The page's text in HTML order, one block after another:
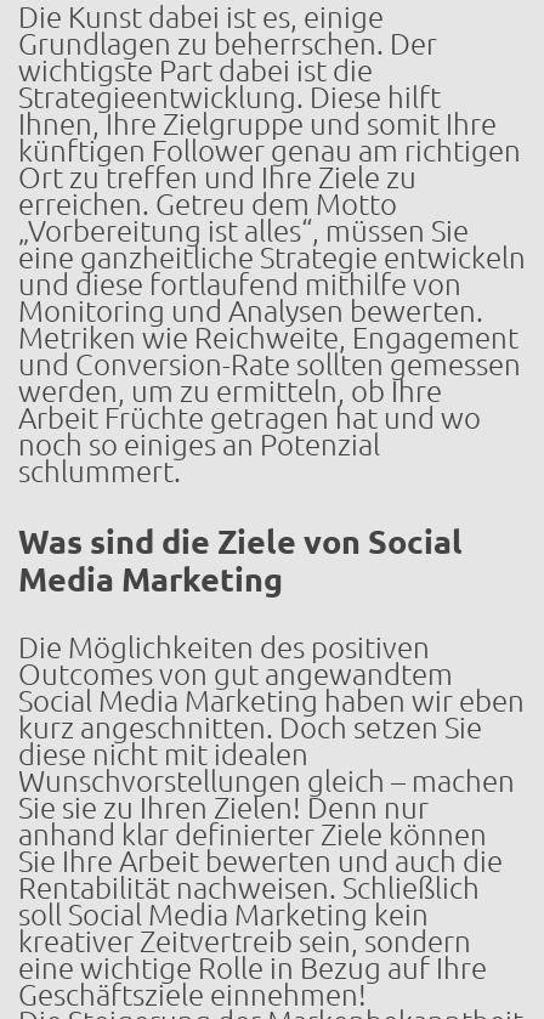
Die Kunst dabei ist es, einige
Grundlagen zu beherrschen. Der
wichtigste Part dabei ist die
Strategieentwicklung. Diese hilft
Ihnen, Ihre Zielgruppe und somit Ihre
künftigen Follower genau am richtigen
Ort zu treffen und Ihre Ziele zu
erreichen. Getreu dem Motto
„Vorbereitung ist alles“, müssen Sie
eine ganzheitliche Strategie entwickeln
und diese fortlaufend mithilfe von
Monitoring und Analysen bewerten.
Metriken wie Reichweite, Engagement
und Conversion-Rate sollten gemessen
werden, um zu ermitteln, ob Ihre
Arbeit Früchte getragen hat und wo
noch so einiges an Potenzial
schlummert.
Was sind die Ziele von Social
Media Marketing
Die Möglichkeiten des positiven
Outcomes von gut angewandtem
Social Media Marketing haben wir eben
kurz angeschnitten. Doch setzen Sie
diese nicht mit idealen
Wunschvorstellungen gleich – machen
Sie sie zu Ihren Zielen! Denn nur
anhand klar definierter Ziele können
Sie Ihre Arbeit bewerten und auch die
Rentabilität nachweisen. Schließlich
soll Social Media Marketing kein
kreativer Zeitvertreib sein, sondern
eine wichtige Rolle in Bezug auf Ihre
Geschäftsziele einnehmen!